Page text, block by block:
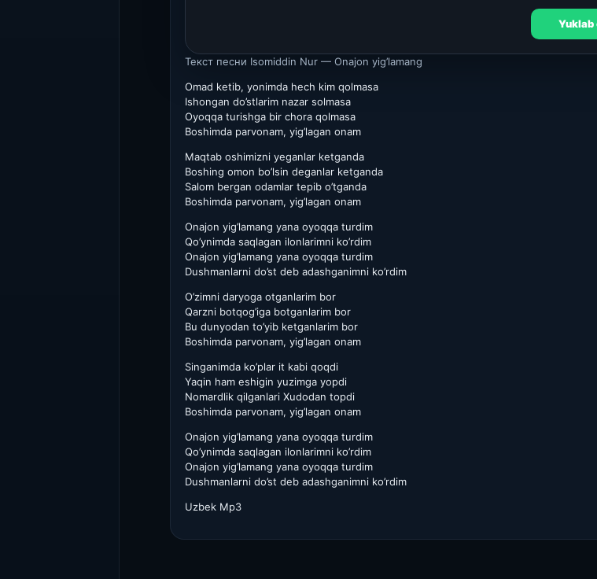
Yuklab
Текст песни Isomiddin Nur — Onajon yig’lamang
Omad ketib, yonimda hech kim qolmasa
Ishongan do’stlarim nazar solmasa
Oyoqqa turishga bir chora qolmasa
Boshimda parvonam, yig’lagan onam
Maqtab oshimizni yeganlar ketganda
Boshing omon bo’lsin deganlar ketganda
Salom bergan odamlar tepib o’tganda
Boshimda parvonam, yig’lagan onam
Onajon yig’lamang yana oyoqqa turdim
Qo’ynimda saqlagan ilonlarimni ko’rdim
Onajon yig’lamang yana oyoqqa turdim
Dushmanlarni do’st deb adashganimni ko’rdim
O’zimni daryoga otganlarim bor
Qarzni botqog’iga botganlarim bor
Bu dunyodan to’yib ketganlarim bor
Boshimda parvonam, yig’lagan onam
Singanimda ko’plar it kabi qoqdi
Yaqin ham eshigin yuzimga yopdi
Nomardlik qilganlari Xudodan topdi
Boshimda parvonam, yig’lagan onam
Onajon yig’lamang yana oyoqqa turdim
Qo’ynimda saqlagan ilonlarimni ko’rdim
Onajon yig’lamang yana oyoqqa turdim
Dushmanlarni do’st deb adashganimni ko’rdim
Uzbek Mp3